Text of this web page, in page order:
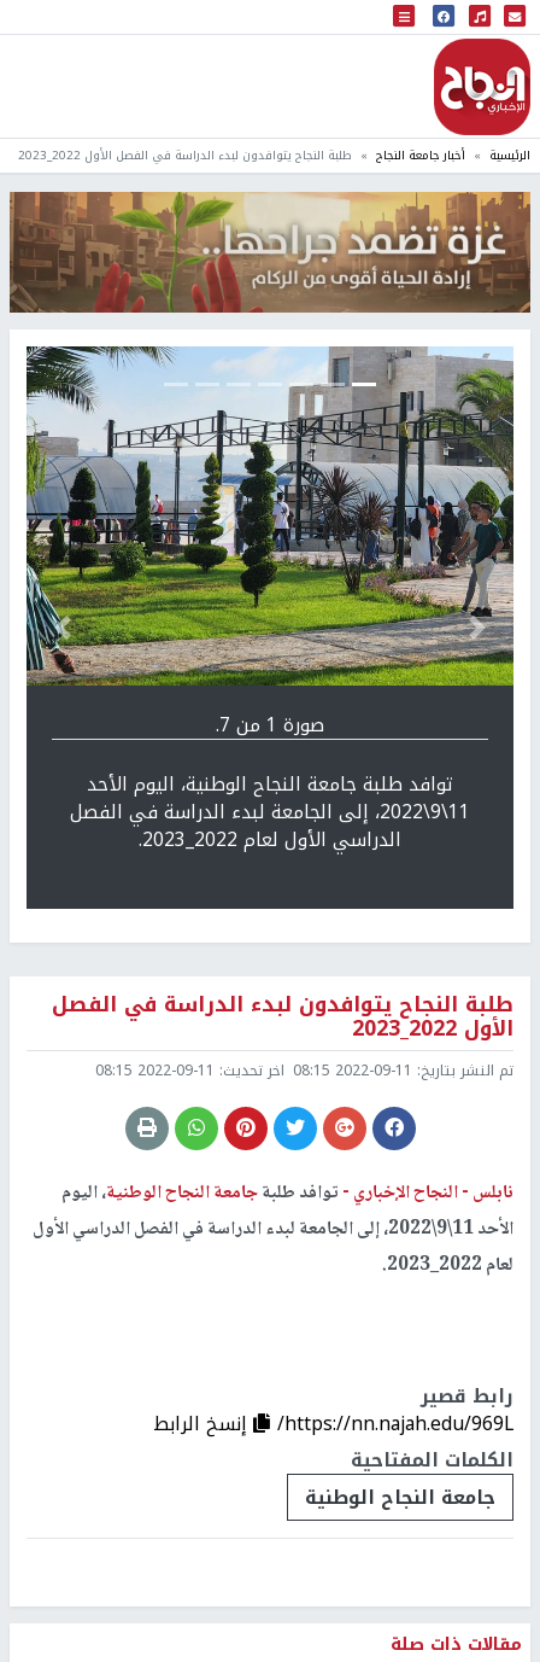
البث المباشر
إذاعة النجاح
الرئيسية أخبار جامعة النجاح طلبة النجاح يتوافدون لبدء الدراسة في الفصل الأول 2022_2023
صورة 1 من 7.
توافد طلبة جامعة النجاح الوطنية، اليوم الأحد
11\9\2022، إلى الجامعة لبدء الدراسة في الفصل
الدراسي الأول لعام 2022_2023.
Previous التالي
طلبة النجاح يتوافدون لبدء الدراسة في الفصل
الأول 2022_2023
تم النشر بتاريخ: 2022-09-11 08:15 اخر تحديث: 2022-09-11 08:15
نابلس -النجاح الإخباري -توافد طلبةجامعة النجاح الوطنية، اليوم
الأحد 11\9\2022، إلى الجامعة لبدء الدراسة في الفصل الدراسي الأول
لعام 2022_2023.
رابط قصير
https://nn.najah.edu/969L/
إنسخ الرابط
الكلمات المفتاحية
جامعة النجاح الوطنية
مقالات ذات صلة